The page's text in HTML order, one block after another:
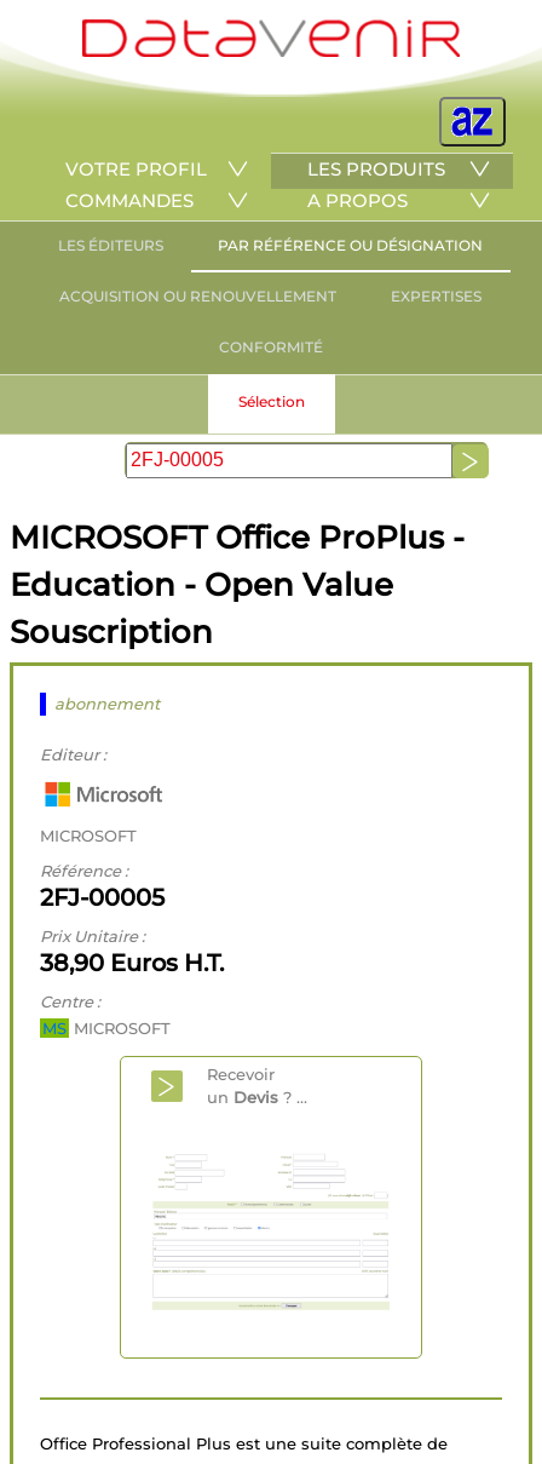
VOTRE PROFIL
LES PRODUITS
COMMANDES
A PROPOS
LES ÉDITEURS PAR RÉFÉRENCE OU DÉSIGNATION
ACQUISITION OU RENOUVELLEMENT EXPERTISES
CONFORMITÉ
Sélection
MICROSOFT Office ProPlus -
Education - Open Value
Souscription
abonnement
Editeur :
MICROSOFT
Référence :
2FJ-00005
Prix Unitaire :
38,90 Euros H.T.
Centre :
MS MICROSOFT
Recevoir
un Devis ? ...
Office Professional Plus est une suite complète de